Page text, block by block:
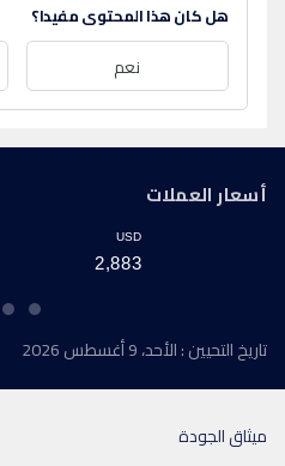
هل كان هذا المحتوى مفيدا؟
نعم
أسعار العملات
USD
2,883
تاريخ التحيين : الأحد، 9 أغسطس 2026
ميثاق الجودة